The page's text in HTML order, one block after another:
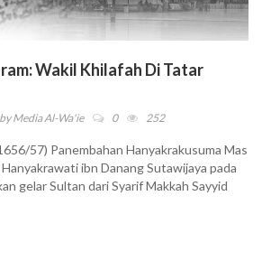
Wakil Khilafah Di Tatar
byMedia Al-Wa'ie 0 252
57) Panembahan Hanyakrakusuma Mas
ibn Danang Sutawijaya pada
gelar Sultan dari Syarif Makkah Sayyid